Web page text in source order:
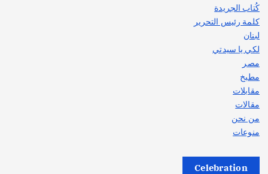
كُتاب الجريدة
كلمة رئيس التحرير
لبنان
لكي يا سيدتي
مصر
مطبخ
مقابلات
مقالات
من نحن
منوعات
Celebration